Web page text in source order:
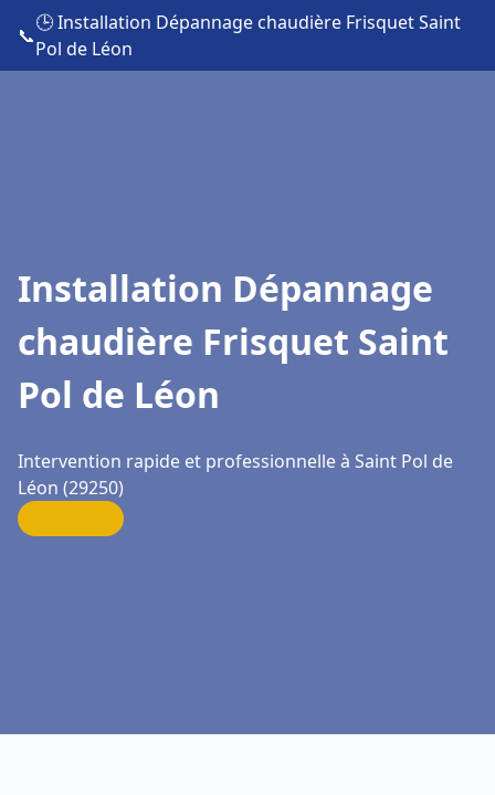
📞
🕒 Installation Dépannage chaudière Frisquet Saint
Pol de Léon
Installation Dépannage
chaudière Frisquet Saint
Pol de Léon
Intervention rapide et professionnelle à Saint Pol de
Léon (29250)